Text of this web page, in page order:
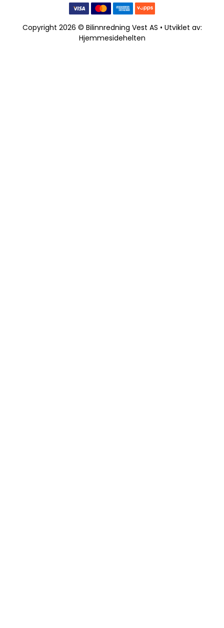
Copyright 2026 © Bilinnredning Vest AS • Utviklet av:
Hjemmesidehelten